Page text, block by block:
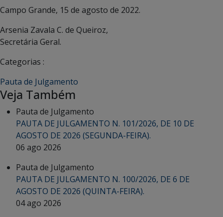
Campo Grande, 15 de agosto de 2022.
Arsenia Zavala C. de Queiroz,
Secretária Geral.
Categorias :
Pauta de Julgamento
Veja Também
Pauta de Julgamento
PAUTA DE JULGAMENTO N. 101/2026, DE 10 DE
AGOSTO DE 2026 (SEGUNDA-FEIRA).
06 ago 2026
Pauta de Julgamento
PAUTA DE JULGAMENTO N. 100/2026, DE 6 DE
AGOSTO DE 2026 (QUINTA-FEIRA).
04 ago 2026